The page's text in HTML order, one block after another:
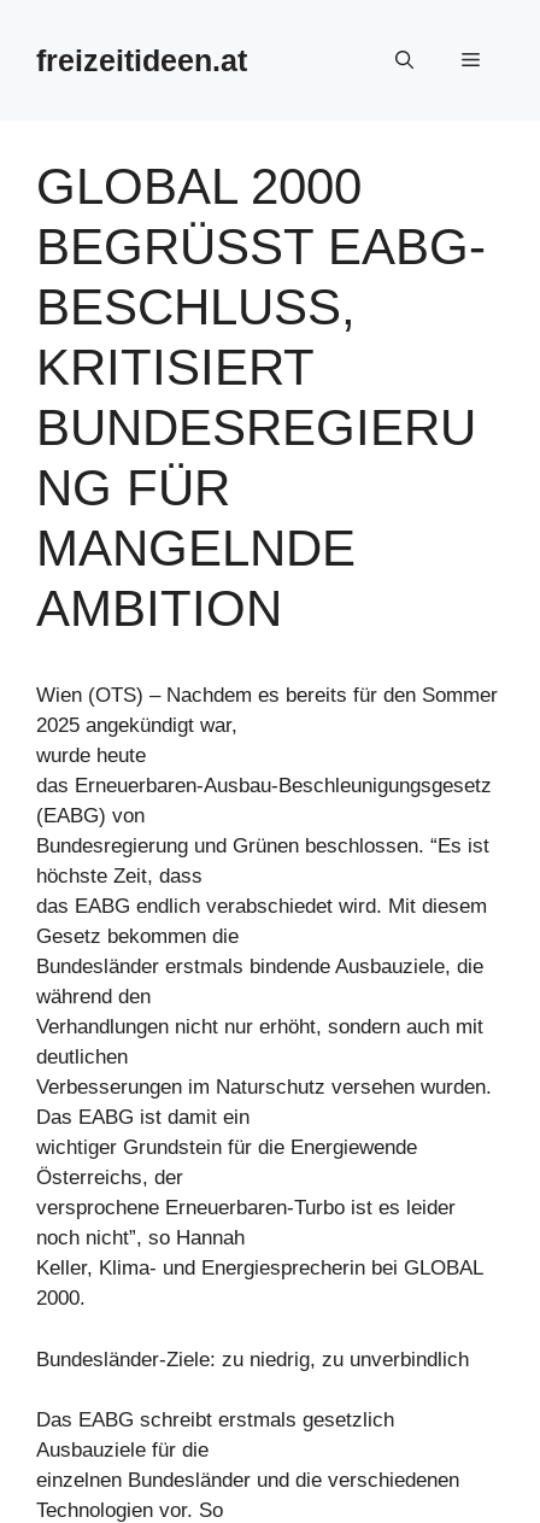
Inhalt
springenfreizeitideen.at Menü
GLOBAL 2000
BEGRÜSST EABG-B
ESCHLUSS, K
RITISIERT B
UNDESREGIERUN
G FÜR M
ANGELNDE A
MBITION
Wien (OTS) – Nachdem es bereits für den Sommer
2025 angekündigt war,
wurde heute
das Erneuerbaren-Ausbau-Beschleunigungsgesetz
(EABG) von
Bundesregierung und Grünen beschlossen. “Es ist
höchste Zeit, dass
das EABG endlich verabschiedet wird. Mit diesem
Gesetz bekommen die
Bundesländer erstmals bindende Ausbauziele, die
während den
Verhandlungen nicht nur erhöht, sondern auch mit
deutlichen
Verbesserungen im Naturschutz versehen wurden.
Das EABG ist damit ein
wichtiger Grundstein für die Energiewende
Österreichs, der
versprochene Erneuerbaren-Turbo ist es leider
noch nicht”, so Hannah
Keller, Klima- und Energiesprecherin bei GLOBAL
2000.
Bundesländer-Ziele: zu niedrig, zu unverbindlich
Das EABG schreibt erstmals gesetzlich
Ausbauziele für die
einzelnen Bundesländer und die verschiedenen
Technologien vor. So